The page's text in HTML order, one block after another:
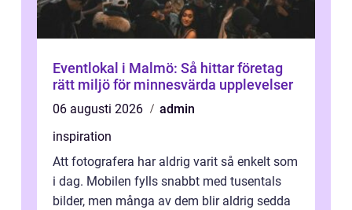
Eventlokal i Malmö: Så hittar företag
rätt miljö för minnesvärda upplevelser
06 augusti 2026
admin
inspiration
Att fotografera har aldrig varit så enkelt som
i dag. Mobilen fylls snabbt med tusentals
bilder, men många av dem blir aldrig sedda